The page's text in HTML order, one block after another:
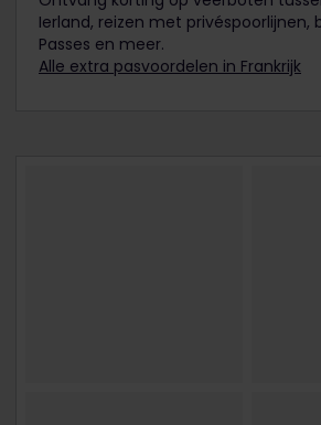
Ierland, reizen met privéspoorlijnen,
Passes en meer.
Alle extra pasvoordelen in Frankrijk